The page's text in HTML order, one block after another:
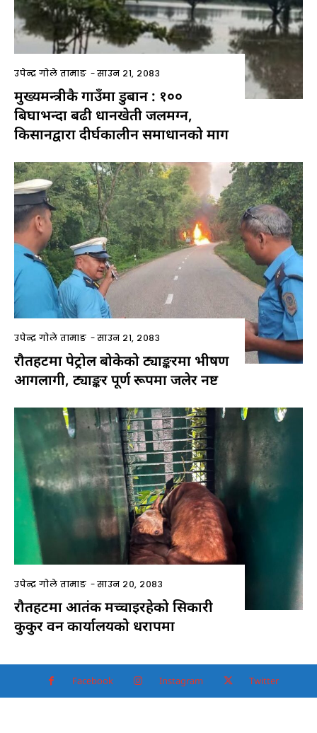
उपेन्द्र गोले तामाङ -साउन २१, २०८३
मुख्यमन्त्रीकै गाउँमा डुबान : १००
बिघाभन्दा बढी धानखेती जलमग्न,
किसानद्वारा दीर्घकालीन समाधानको माग
उपेन्द्र गोले तामाङ -साउन २१, २०८३
रौतहटमा पेट्रोल बोकेको ट्याङ्करमा भीषण
आगलागी, ट्याङ्कर पूर्ण रूपमा जलेर नष्ट
उपेन्द्र गोले तामाङ -साउन २०, २०८३
रौतहटमा आतंक मच्चाइरहेको सिकारी
कुकुर वन कार्यालयको धरापमा
Facebook Instagram Twitter